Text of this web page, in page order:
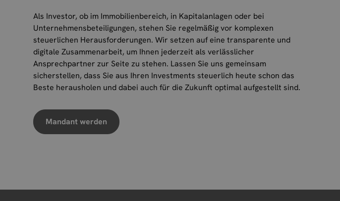
Als Investor, ob im Immobilienbereich, in Kapitalanlagen oder bei
Unternehmensbeteiligungen, stehen Sie regelmäßig vor komplexen
steuerlichen Herausforderungen. Wir setzen auf eine transparente und
digitale Zusammenarbeit, um Ihnen jederzeit als verlässlicher
Ansprechpartner zur Seite zu stehen. Lassen Sie uns gemeinsam
sicherstellen, dass Sie aus Ihren Investments steuerlich heute schon das
Beste herausholen und dabei auch für die Zukunft optimal aufgestellt sind.
Mandant werden